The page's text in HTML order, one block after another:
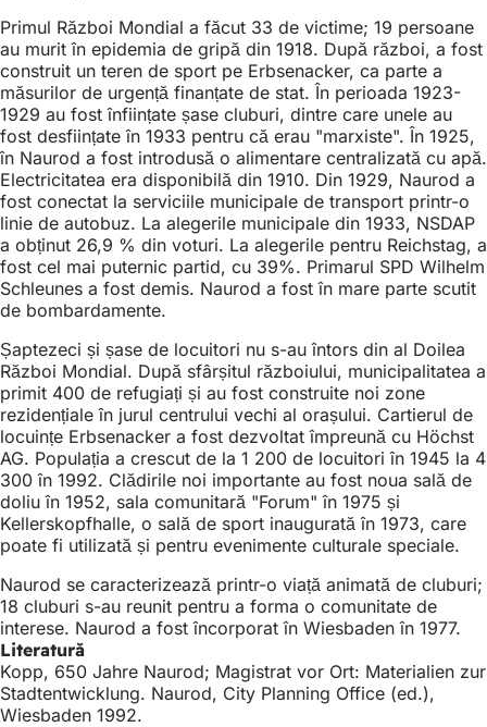
Primul Război Mondial a făcut 33 de victime; 19 persoane
au murit în epidemia de gripă din 1918. După război, a fost
construit un teren de sport pe Erbsenacker, ca parte a
măsurilor de urgență finanțate de stat. În perioada 1923-
1929 au fost înființate șase cluburi, dintre care unele au
fost desființate în 1933 pentru că erau "marxiste". În 1925,
în Naurod a fost introdusă o alimentare centralizată cu apă.
Electricitatea era disponibilă din 1910. Din 1929, Naurod a
fost conectat la serviciile municipale de transport printr-o
linie de autobuz. La alegerile municipale din 1933, NSDAP
a obținut 26,9 % din voturi. La alegerile pentru Reichstag, a
fost cel mai puternic partid, cu 39%. Primarul SPD Wilhelm
Schleunes a fost demis. Naurod a fost în mare parte scutit
de bombardamente.
Șaptezeci și șase de locuitori nu s-au întors din al Doilea
Război Mondial. După sfârșitul războiului, municipalitatea a
primit 400 de refugiați și au fost construite noi zone
rezidențiale în jurul centrului vechi al orașului. Cartierul de
locuințe Erbsenacker a fost dezvoltat împreună cu Höchst
AG. Populația a crescut de la 1 200 de locuitori în 1945 la 4
300 în 1992. Clădirile noi importante au fost noua sală de
doliu în 1952, sala comunitară "Forum" în 1975 și
Kellerskopfhalle, o sală de sport inaugurată în 1973, care
poate fi utilizată și pentru evenimente culturale speciale.
Naurod se caracterizează printr-o viață animată de cluburi;
18 cluburi s-au reunit pentru a forma o comunitate de
interese. Naurod a fost încorporat în Wiesbaden în 1977.
Literatură
Kopp, 650 Jahre Naurod; Magistrat vor Ort: Materialien zur
Stadtentwicklung. Naurod, City Planning Office (ed.),
Wiesbaden 1992.